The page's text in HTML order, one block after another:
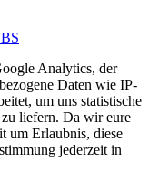
Analytics, der
Daten wie IP-
um uns statistische
liefern. Da wir eure
um Erlaubnis, diese
jederzeit in